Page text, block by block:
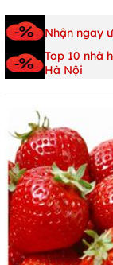
Nhận ngay
Top 10 nhà
Hà Nội